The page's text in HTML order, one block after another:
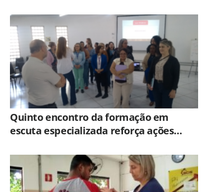
Quinto encontro da formação em
escuta especializada reforça ações
adolescentes em Americana